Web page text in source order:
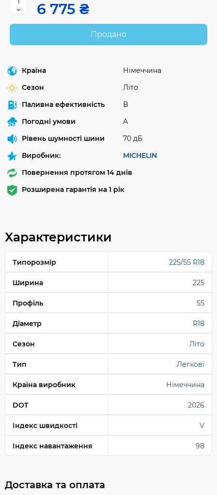
6 775 ₴
Продано
Країна
Німеччина
Сезон
Літо
Паливна ефективність
B
Погодні умови
A
Рівень шумності шини
70 дБ
Виробник:
MICHELIN
Повернення протягом 14 днів
Розширена гарантія на 1 рік
Характеристики
Типорозмір 225/55 R18
Ширина 225
Профіль 55
Діаметр R18
Сезон Літо
Тип Легкові
Країна виробник Німеччина
DOT 2026
Індекс швидкості V
Індекс навантаження 98
Доставка та оплата